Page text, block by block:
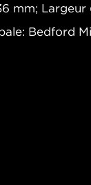
mm;
Bedford